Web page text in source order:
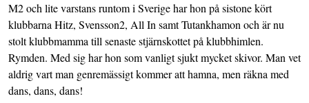
M2 och lite varstans runtom i Sverige har hon på sistone kört
klubbarna Hitz, Svensson2, All In samt Tutankhamon och är nu
stolt klubbmamma till senaste stjärnskottet på klubbhimlen.
Rymden. Med sig har hon som vanligt sjukt mycket skivor. Man vet
aldrig vart man genremässigt kommer att hamna, men räkna med
dans, dans, dans!